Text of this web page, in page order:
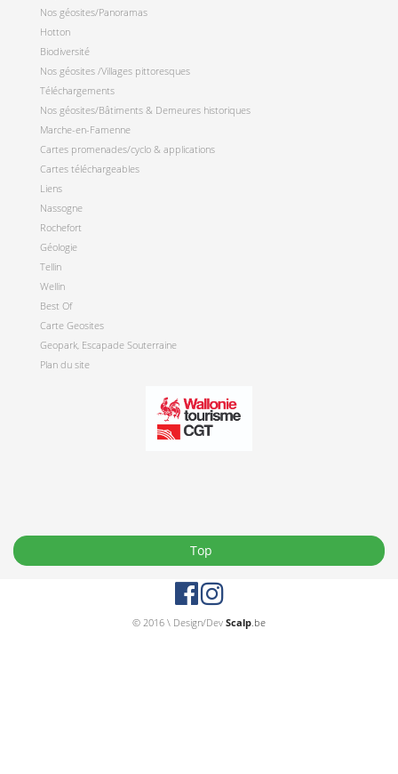
Nos géosites/Panoramas
Hotton
Biodiversité
Nos géosites /Villages pittoresques
Téléchargements
Nos géosites/Bâtiments & Demeures historiques
Marche-en-Famenne
Cartes promenades/cyclo & applications
Cartes téléchargeables
Liens
Nassogne
Rochefort
Géologie
Tellin
Wellin
Best Of
Carte Geosites
Geopark, Escapade Souterraine
Plan du site
© 2016 \ Design/Dev Scalp.be
Top